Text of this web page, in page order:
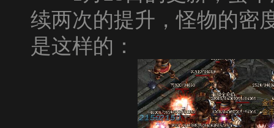
续两次的提升，怪物的密
是这样的：